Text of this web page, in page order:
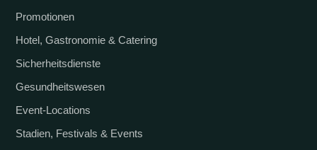
Promotionen
Hotel, Gastronomie & Catering
Sicherheitsdienste
Gesundheitswesen
Event-Locations
Stadien, Festivals & Events